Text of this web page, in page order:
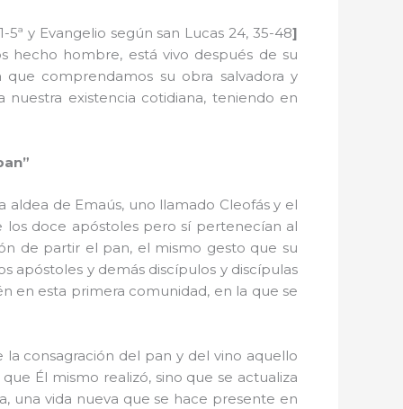
5ª y Evangelio según san Lucas 24, 35-48]
hecho hombre, está vivo después de su
comprendamos su obra salvadora y
existencia cotidiana, teniendo en
aldea de Emaús, uno llamado Cleofás y el
los doce apóstoles pero sí pertenecían al
de partir el pan, el mismo gesto que su
apóstoles y demás discípulos y discípulas
en esta primera comunidad, en la que se
consagración del pan y del vino aquello
Él mismo realizó, sino que se actualiza
una vida nueva que se hace presente en